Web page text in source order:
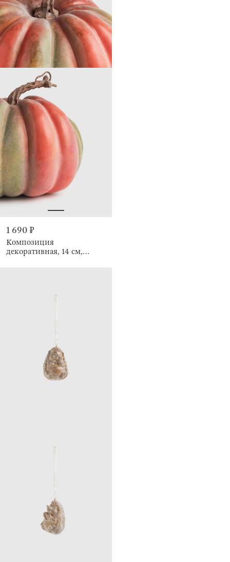
1 690 ₽
Композиция
декоративная, 14 см,